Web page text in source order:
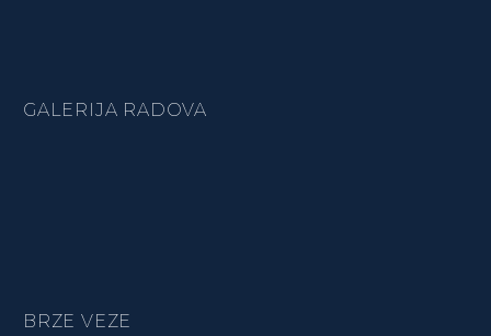
GALERIJA RADOVA
BRZE VEZE